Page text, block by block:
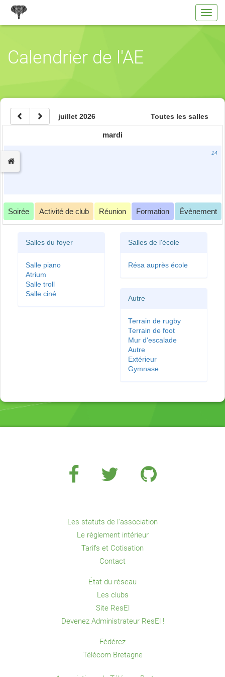
Calendrier de l'AE
juillet 2026 Toutes les salles
mardi
14
Soirée Activité de club Réunion Formation Évènement
Salles du foyer
Salle piano
Atrium
Salle troll
Salle ciné
Salles de l'école
Résa auprès école
Autre
Terrain de rugby
Terrain de foot
Mur d'escalade
Autre
Extérieur
Gymnase
Les statuts de l'association
Le règlement intérieur
Tarifs et Cotisation
Contact
État du réseau
Les clubs
Site ResEl
Devenez Administrateur ResEl !
Fédérez
Télécom Bretagne